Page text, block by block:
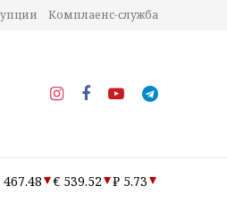
Комплаенс-служба
467.48 € 539.52 ₽ 5.73